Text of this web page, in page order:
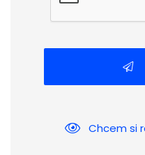
Chcem si